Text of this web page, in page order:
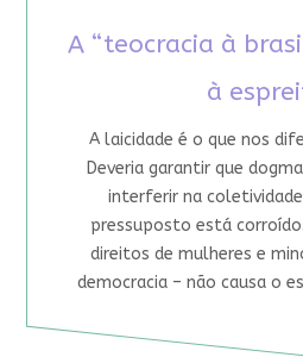
A “teocracia à
à
A laicidade é o que nos
Deveria garantir que
interferir na
pressuposto está
direitos de mulheres e
democracia – não causa o